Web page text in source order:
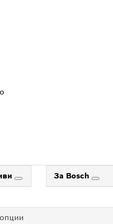
За Bosch